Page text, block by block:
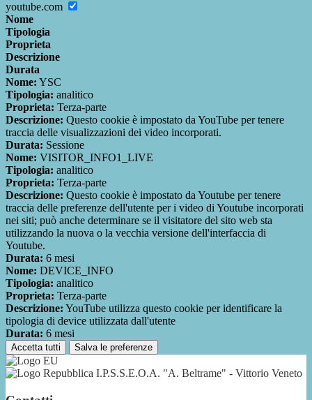
youtube.com
Nome
Tipologia
Proprieta
Descrizione
Durata
Nome: YSC
Tipologia: analitico
Proprieta: Terza-parte
Descrizione: Questo cookie è impostato da YouTube per tenere
traccia delle visualizzazioni dei video incorporati.
Durata: Sessione
Nome: VISITOR_INFO1_LIVE
Tipologia: analitico
Proprieta: Terza-parte
Descrizione: Questo cookie è impostato da Youtube per tenere
traccia delle preferenze dell'utente per i video di Youtube incorporati
nei siti; può anche determinare se il visitatore del sito web sta
utilizzando la nuova o la vecchia versione dell'interfaccia di
Youtube.
Durata: 6 mesi
Nome: DEVICE_INFO
Tipologia: analitico
Proprieta: Terza-parte
Descrizione: YouTube utilizza questo cookie per identificare la
tipologia di device utilizzata dall'utente
Durata: 6 mesi
Accetta tutti Salva le preferenze
I.P.S.S.E.O.A. "A. Beltrame" - Vittorio Veneto